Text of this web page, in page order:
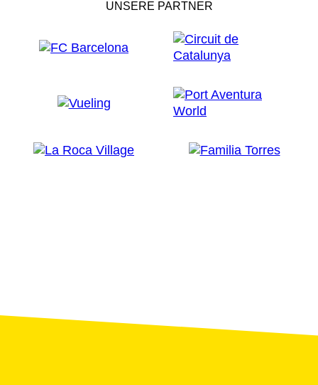
UNSERE PARTNER